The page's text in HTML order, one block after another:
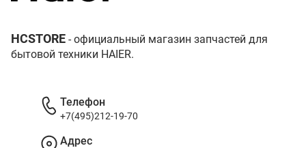
HCSTORE - официальный магазин запчастей для
бытовой техники HAIER.
Телефон
+7(495)212-19-70
Адрес